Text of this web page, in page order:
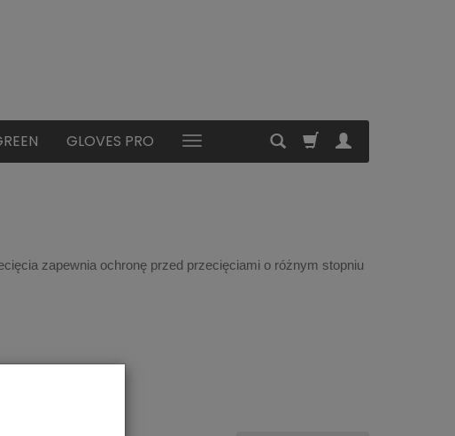
GLOVES PRO
zapewnia ochronę przed przecięciami o różnym stopniu